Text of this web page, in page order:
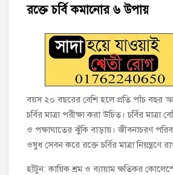
আলহাজ্ব এমএ হান্নান এমপি
নৌ পুলিশ ফাঁড়ির নাকের ডগায় কারেন্ট জালের
নিষিদ্ধ জাল মেরামত ও মাছ শিকার
‘জনগণের হাতে রাষ্ট্রের মালিকানা ফিরিয়ে
অঙ্গীকারাবদ্ধ’
চেক বিতরণ
রক্তে চর্বি কমানোর ৬ উপায়
বয়স ২০ বছরের বেশি হলে প্রতি পাঁচ বছর
চর্বির মাত্রা পরীক্ষা করা উচিত। চর্বির
ও পক্ষাঘাতের ঝুঁকি বাড়ায়। জীবনাচরণ
ওষুধ সেবন করে রক্তে চর্বির মাত্রা নিয়ন্ত্রণে
হাঁটুন: কায়িক শ্রম ও ব্যায়াম ক্ষতিকর